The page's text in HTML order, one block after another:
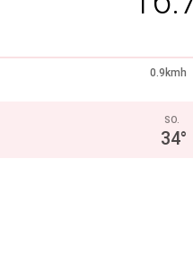
0.9kmh
SO.
34°